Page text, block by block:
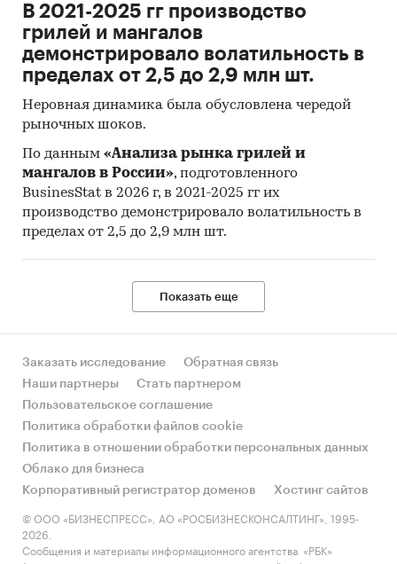
В 2021-2025 гг производство
грилей и мангалов
демонстрировало волатильность в
пределах от 2,5 до 2,9 млн шт.
Неровная динамика была обусловлена чередой
рыночных шоков.
По данным «Анализа рынка грилей и
мангалов в России», подготовленного
BusinesStat в 2026 г, в 2021-2025 гг их
производство демонстрировало волатильность в
пределах от 2,5 до 2,9 млн шт.
Показать еще
Заказать исследование
Обратная связь
Наши партнеры
Стать партнером
Пользовательское соглашение
Политика обработки файлов cookie
Политика в отношении обработки персональных данных
Облако для бизнеса
Корпоративный регистратор доменов
Хостинг сайтов
© ООО «БИЗНЕСПРЕСС», АО «РОСБИЗНЕСКОНСАЛТИНГ», 1995-
2026.
Сообщения и материалы информационного агентства «РБК»